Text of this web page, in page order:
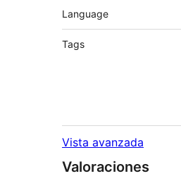
Language
Tags
Vista avanzada
Valoraciones